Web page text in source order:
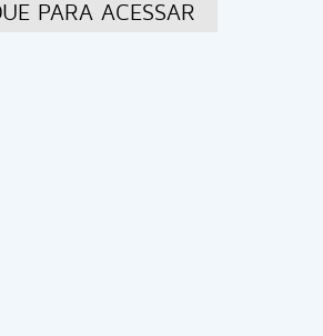
PARA ACESSAR